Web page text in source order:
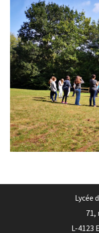
Lycée
71,
L-4123